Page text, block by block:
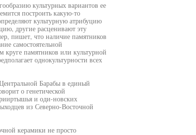
культурных вариантов ее
построить какую-то
культурную атрибуцию
другие расценивают эту
пишет, что наличие памятников
самостоятельной
круге памятников или культурной
однокультурности всех
Барабы в единый
о генетической
и оди-новских
из Северно-Восточной
керамики не просто